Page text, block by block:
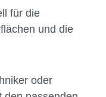
Auswahl
findest du